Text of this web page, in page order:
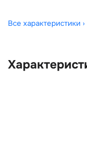
Все характеристики ›